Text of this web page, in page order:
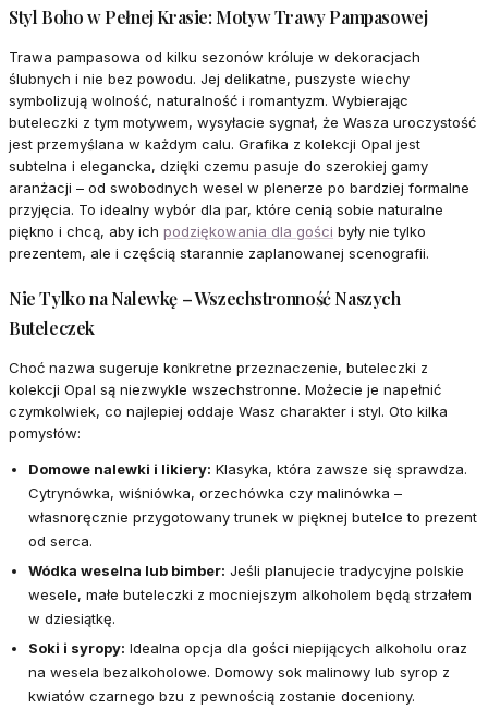
Styl Boho w Pełnej Krasie: Motyw Trawy Pampasowej
Trawa pampasowa od kilku sezonów króluje w dekoracjach
ślubnych i nie bez powodu. Jej delikatne, puszyste wiechy
symbolizują wolność, naturalność i romantyzm. Wybierając
buteleczki z tym motywem, wysyłacie sygnał, że Wasza uroczystość
jest przemyślana w każdym calu. Grafika z kolekcji Opal jest
subtelna i elegancka, dzięki czemu pasuje do szerokiej gamy
aranżacji – od swobodnych wesel w plenerze po bardziej formalne
przyjęcia. To idealny wybór dla par, które cenią sobie naturalne
piękno i chcą, aby ich podziękowania dla gości były nie tylko
prezentem, ale i częścią starannie zaplanowanej scenografii.
Nie Tylko na Nalewkę – Wszechstronność Naszych
Buteleczek
Choć nazwa sugeruje konkretne przeznaczenie, buteleczki z
kolekcji Opal są niezwykle wszechstronne. Możecie je napełnić
czymkolwiek, co najlepiej oddaje Wasz charakter i styl. Oto kilka
pomysłów:
Domowe nalewki i likiery: Klasyka, która zawsze się sprawdza.
Cytrynówka, wiśniówka, orzechówka czy malinówka –
własnoręcznie przygotowany trunek w pięknej butelce to prezent
od serca.
Wódka weselna lub bimber: Jeśli planujecie tradycyjne polskie
wesele, małe buteleczki z mocniejszym alkoholem będą strzałem
w dziesiątkę.
Soki i syropy: Idealna opcja dla gości niepijących alkoholu oraz
na wesela bezalkoholowe. Domowy sok malinowy lub syrop z
kwiatów czarnego bzu z pewnością zostanie doceniony.